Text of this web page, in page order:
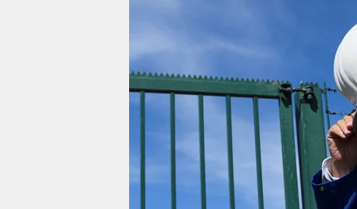
nord
wahrheit
veranstaltungen